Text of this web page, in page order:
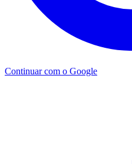
Continuar com o Google